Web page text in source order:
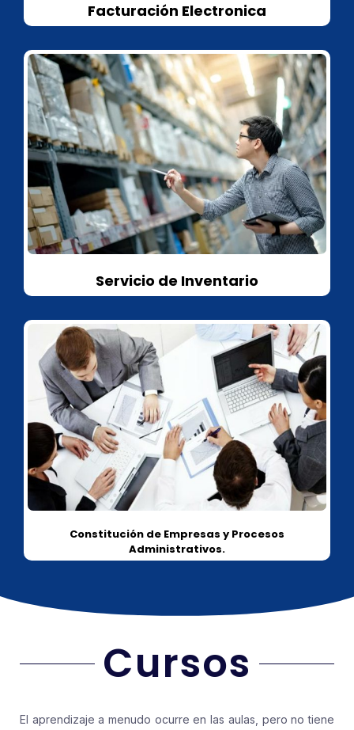
Facturación Electronica
Servicio de Inventario
Constitución de Empresas y Procesos
Administrativos.
Cursos
El aprendizaje a menudo ocurre en las aulas, pero no tiene